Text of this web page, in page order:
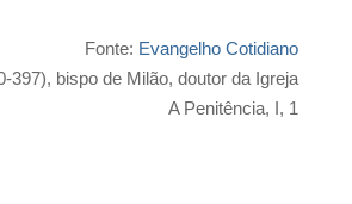
Fonte: Evangelho Cotidiano
397), bispo de Milão, doutor da Igreja
A Penitência, I, 1